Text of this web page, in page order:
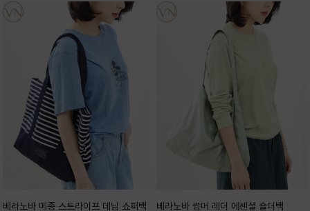
베라노바 메종 스트라이프 데님 쇼퍼백 베라노바 썸머 레더 에센셜 숄더백